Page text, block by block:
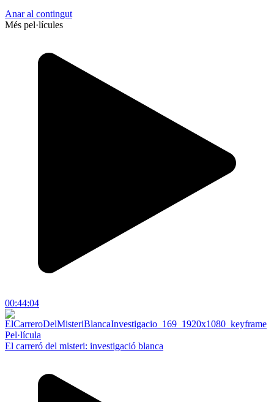
Anar al contingut
Més pel·lícules
00:44:04
Pel·lícula
El carreró del misteri: investigació blanca